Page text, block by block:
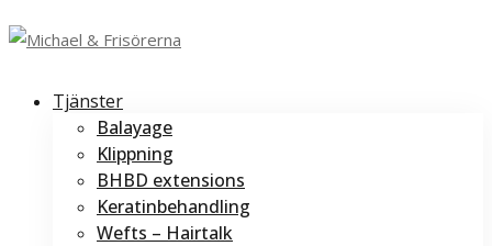
Tjänster
Balayage
Klippning
BHBD extensions
Keratinbehandling
Wefts – Hairtalk